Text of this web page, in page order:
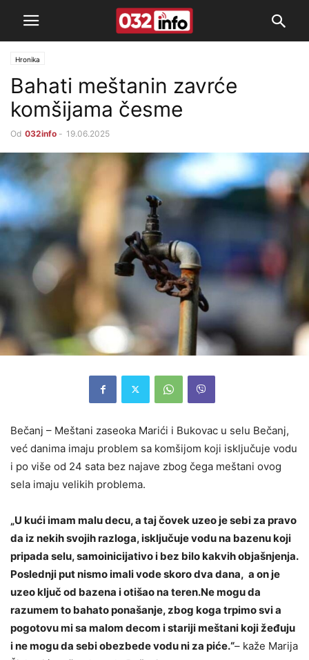
Hronika
Bahati meštanin zavrće
komšijama česme
Od 032info - 19.06.2025
Bečanj – Meštani zaseoka Marići i Bukovac u selu Bečanj,
već danima imaju problem sa komšijom koji isključuje vodu
i po više od 24 sata bez najave zbog čega meštani ovog
sela imaju velikih problema.
„U kući imam malu decu, a taj čovek uzeo je sebi za pravo
da iz nekih svojih razloga, isključuje vodu na bazenu koji
pripada selu, samoinicijativo i bez bilo kakvih objašnjenja.
Poslednji put nismo imali vode skoro dva dana, a on je
uzeo ključ od bazena i otišao na teren.Ne mogu da
razumem to bahato ponašanje, zbog koga trpimo svi a
pogotovu mi sa malom decom i stariji meštani koji žeđuju
i ne mogu da sebi obezbede vodu ni za piće.“– kaže Marija